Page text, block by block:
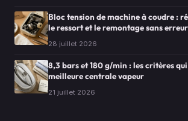
Bloc tension de machine à coudre :
le ressort et le remontage sans erreur
28 juillet 2026
8,3 bars et 180 g/min : les critères
meilleure centrale vapeur
21 juillet 2026